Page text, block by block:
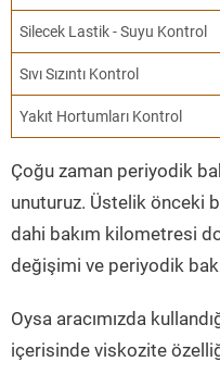
Silecek Lastik - Suyu Kontrol
Sıvı Sızıntı Kontrol
Yakıt Hortumları Kontrol
Çoğu zaman periyodik
unuturuz. Üstelik önceki
dahi bakım kilometresi
değişimi ve periyodik
Oysa aracımızda
içerisinde viskozite